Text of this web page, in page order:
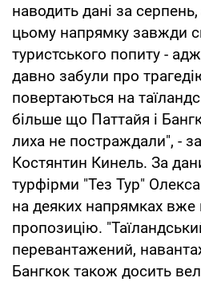
наводить дані за серпень,
цьому напрямку завжди
туристського попиту -
давно забули про
повертаються на
більше що Паттайя і
лиха не постраждали", -
Костянтин Кинель. За
турфірми "Тез Тур"
на деяких напрямках
пропозицію.
перевантажений,
Бангкок також досить